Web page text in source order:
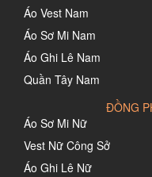
Áo Vest Nam
Áo Sơ Mi Nam
Áo Ghi Lê Nam
Quần Tây Nam
ĐỒNG
Áo Sơ Mi Nữ
Vest Nữ Công Sở
Áo Ghi Lê Nữ